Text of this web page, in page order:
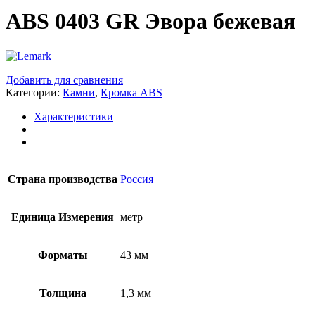
ABS 0403 GR Эвора бежевая
Добавить для сравнения
Категории: Камни, Кромка ABS
Характеристики
Страна производства Россия
Единица Измерения метр
Форматы 43 мм
Толщина 1,3 мм